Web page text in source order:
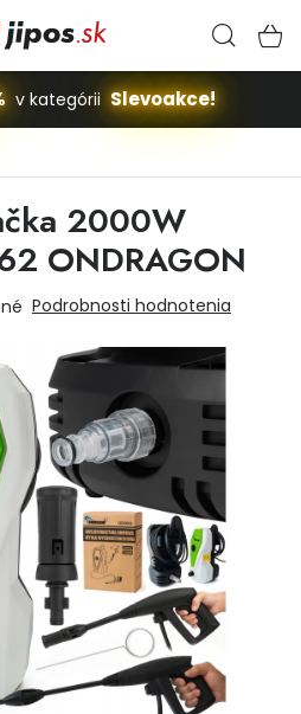
pre deti
pomôcky
v kategórii Slevoakce!
2000W
ONDRAGON
Podrobnosti hodnotenia